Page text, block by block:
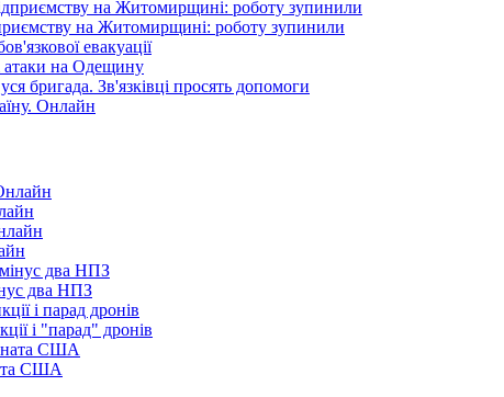
на Житомирщині: роботу зупинили
евакуації
атаки на Одещину
бригада. Зв'язківці просять допомоги
Онлайн
два НПЗ
і "парад" дронів
США